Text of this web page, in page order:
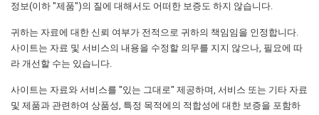
정보(이하 "제품")의 질에 대해서도 어떠한 보증도 하지 않습니다.
귀하는 자료에 대한 신뢰 여부가 전적으로 귀하의 책임임을 인정합니다.
사이트는 자료 및 서비스의 내용을 수정할 의무를 지지 않으나, 필요에 따
라 개선할 수는 있습니다.
사이트는 자료와 서비스를 "있는 그대로" 제공하며, 서비스 또는 기타 자료
및 제품과 관련하여 상품성, 특정 목적에의 적합성에 대한 보증을 포함하